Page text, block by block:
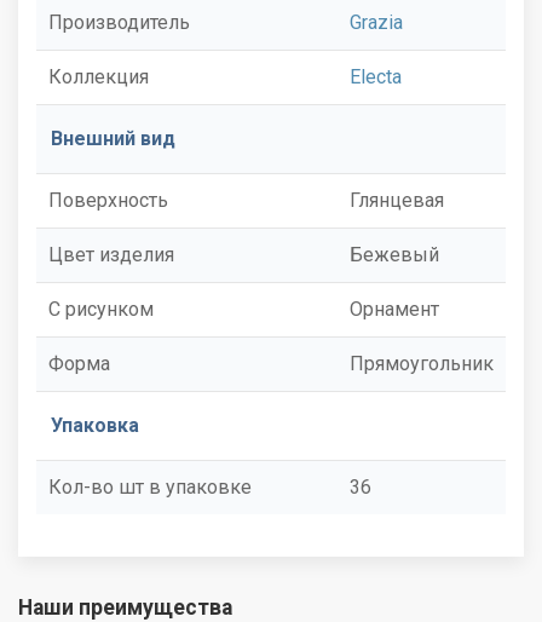
Производитель Grazia
Коллекция Electa
Внешний вид
Поверхность Глянцевая
Цвет изделия Бежевый
С рисунком Орнамент
Форма Прямоугольник
Упаковка
Кол-во шт в упаковке 36
Наши преимущества